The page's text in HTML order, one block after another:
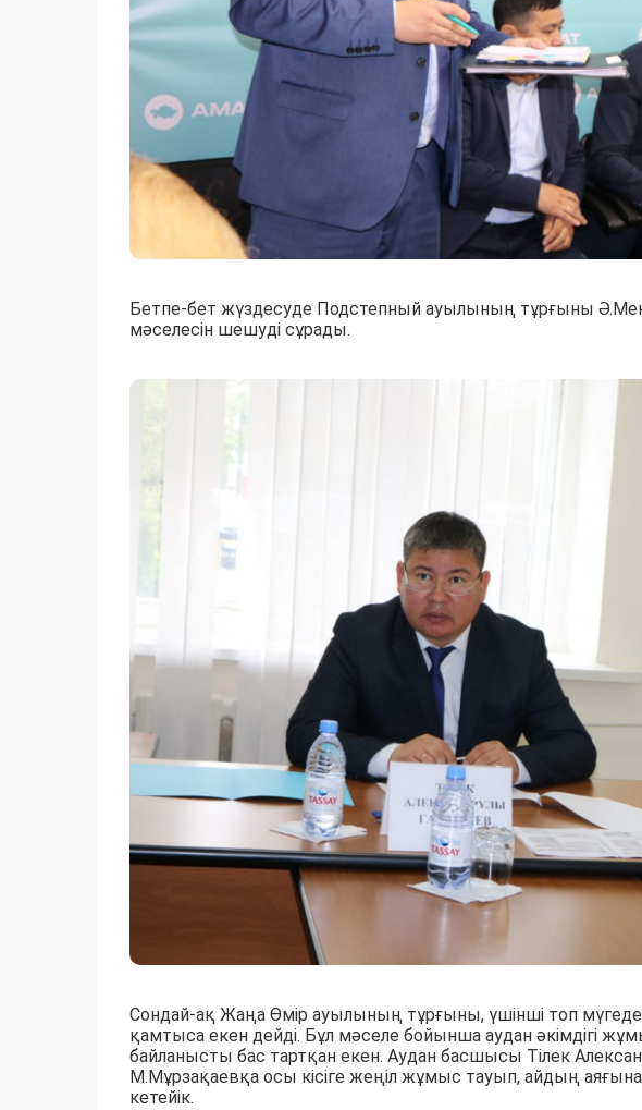
Бетпе-бет жүздесуде Подстепный ауылының тұрғыны
мәселесін шешуді сұрады.
Сондай-ақ Жаңа Өмір ауылының тұрғыны, үшінші топ
қамтыса екен дейді. Бұл мәселе бойынша аудан әкімдігі
байланысты бас тартқан екен. Аудан басшысы Тілек
М.Мұрзақаевқа осы кісіге жеңіл жұмыс тауып, айдың
кетейік.